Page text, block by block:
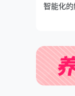
智能化